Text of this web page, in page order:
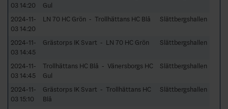
03 14:20
Gul
2024-11-
03 14:20
LN 70 HC Grön - Trollhättans HC Blå Slättbergshallen
2024-11-
03 14:45
Grästorps IK Svart - LN 70 HC Grön Slättbergshallen
2024-11-
03 14:45
Trollhättans HC Blå - Vänersborgs HC
Gul
Slättbergshallen
2024-11-
03 15:10
Grästorps IK Svart - Trollhättans HC
Blå
Slättbergshallen